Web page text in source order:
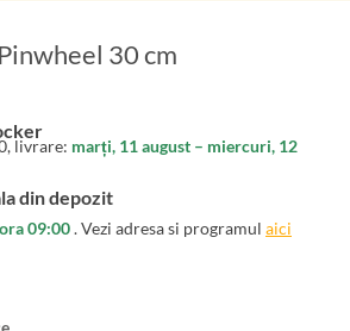
30 cm
livrare: marți, 11 august – miercuri, 12
din depozit
09:00. Vezi adresa si programul aici